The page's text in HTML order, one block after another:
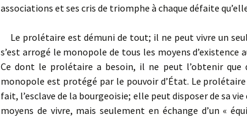
associations et ses cris de triomphe à chaque défaite
Le prolétaire est démuni de tout; il ne peut vivre un
s’est arrogé le monopole de tous les moyens d’existence
Ce dont le prolétaire a besoin, il ne peut l’obtenir que
monopole est protégé par le pouvoir d’État. Le
fait, l’esclave de la bourgeoisie; elle peut disposer de sa
moyens de vivre, mais seulement en échange d’un «